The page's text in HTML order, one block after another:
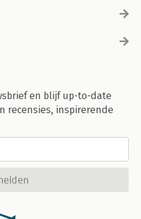
en blijf up-to-date
recensies, inspirerende